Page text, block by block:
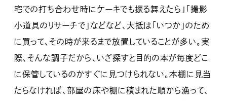
宅での打ち合わせ時にケーキでも振る舞えたら」「撮影
小道具のリサーチで」などなど、大抵は「いつか」のため
に買って、その時が来るまで放置していることが多い。実
際、そんな調子だから、いざ探すと目的の本が毎度どこ
に保管しているのかすぐに見つけられない。本棚に見当
たらなければ、部屋の床や棚に積まれた順から漁って、